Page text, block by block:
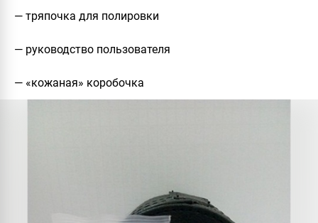
— тряпочка для полировки
— руководство пользователя
— «кожаная» коробочка